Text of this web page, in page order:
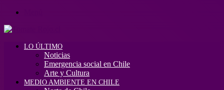
LO ÚLTIMO
Noticias
Emergencia social en Chile
Arte y Cultura
MEDIO AMBIENTE EN CHILE